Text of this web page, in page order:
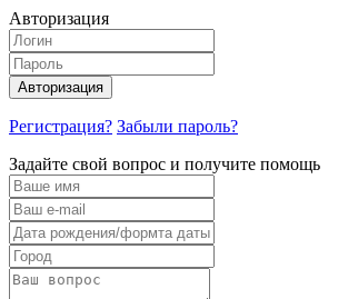
Авторизация
Авторизация
Регистрация? Забыли пароль?
Задайте свой вопрос и получите помощь